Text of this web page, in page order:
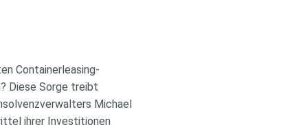
Containerleasing-
Diese Sorge treibt
Michael
ihrer Investitionen